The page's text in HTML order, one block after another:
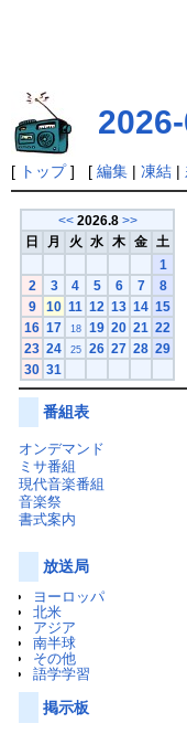
[ トップ] [ 編集 | 凍結 |
<< 2026.8 >>
日
月 火 水 木 金
土
1
2
3 4 5 6 7
8
9
10 11 12 13 14 15
16 17 18 19 20 21 22
23 24 25 26 27 28 29
30 31
番組表
オンデマンド
ミサ番組
現代音楽番組
音楽祭
書式案内
放送局
ヨーロッパ
北米
アジア
南半球
その他
語学学習
掲示板